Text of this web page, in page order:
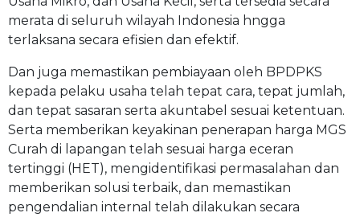
merata di seluruh wilayah Indonesia hngga
terlaksana secara efisien dan efektif.
Dan juga memastikan pembiayaan oleh BPDPKS
kepada pelaku usaha telah tepat cara, tepat jumlah,
dan tepat sasaran serta akuntabel sesuai ketentuan.
Serta memberikan keyakinan penerapan harga MGS
Curah di lapangan telah sesuai harga eceran
tertinggi (HET), mengidentifikasi permasalahan dan
memberikan solusi terbaik, dan memastikan
pengendalian internal telah dilakukan secara